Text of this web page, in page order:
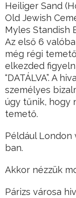
Heiliger Sand
Old Jewish
Myles Standish
Az első 6
még régi
elkezded
“DATÁLVA”. A
személyes
úgy tűnik, hogy
temető.
Például London
ban.
Akkor nézzük
Párizs városa